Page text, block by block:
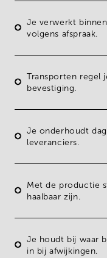
Je verwerkt
volgens afspraak.
Transporten regel
bevestiging.
Je onderhoudt
leveranciers.
Met de productie
haalbaar zijn.
Je houdt bij waar
in bij afwijkingen.